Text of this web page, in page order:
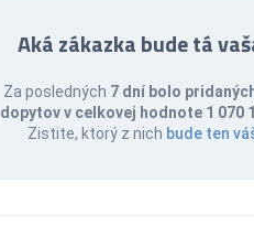
Aká zákazka bude tá
Za posledných 7 dní bolo
dopytov v celkovej hodnote 1 070
Zistite, ktorý z nich bude ten